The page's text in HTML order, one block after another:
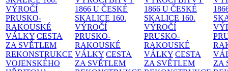
VÝROČÍ
PRUSKO-
RAKOUSKÉ
VÁLKY CESTA
ZA SVĚTLEM
REKONSTRUKCE
VOJENSKÉHO
1866 U ČESKÉ
SKALICE 160.
VÝROČÍ
PRUSKO-
RAKOUSKÉ
VÁLKY CESTA
ZA SVĚTLEM
1866 U ČESKÉ
SKALICE 160.
VÝROČÍ
PRUSKO-
RAKOUSKÉ
VÁLKY CESTA
ZA SVĚTLEM
ZA